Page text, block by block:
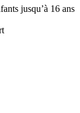
jusqu’à 16 ans